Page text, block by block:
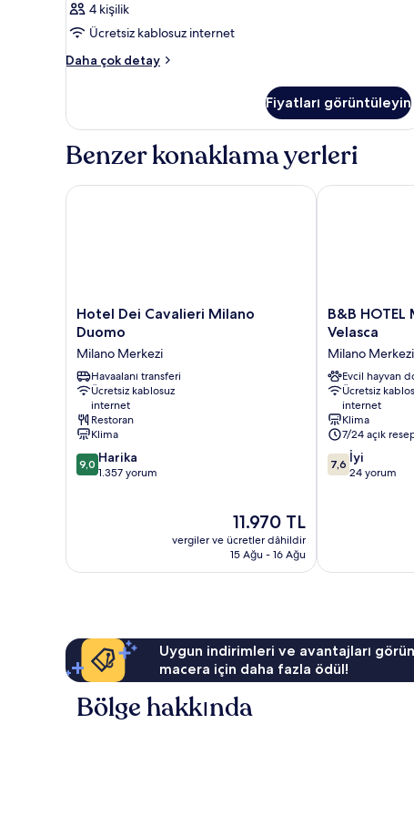
4 kişilik
Ücretsiz kablosuz internet
Daha çok detay
Oda
detay
Fiyatları görüntüleyin
Benzer konaklama yerleri
Hotel
Dei
Milano
Duomo
Milano
Merkezi
Hotel Dei Cavalieri Milano
Duomo
Milano Merkezi
Havaalanı transferi
Ücretsiz kablosuz
internet
Restoran
Klima
10
üzerinden
9,0 Harika
1.357 yorum
Güncel
fiyat:
11.970 TL
11.970 TL
vergiler ve ücretler dâhildir
15 Ağu - 16 Ağu
Hotel Dei Cavalieri Milano Duomo
B&B
HOTEL
Duomo
Velasca
Milano
Merkezi
B&B
Velasca
Milano Merkezi
Evcil hayvan
Ücretsiz
internet
Klima
7/24 açık
10
üzerinden
7,6 İyi
24 yorum
B&B HOTEL
Uygun indirimleri ve avantajları
macera için daha fazla ödül!
Bölge hakkında